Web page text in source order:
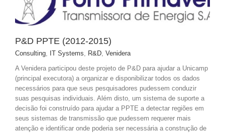
P&D PPTE (2012-2015)
Consulting, IT Systems, R&D, Venidera
A Venidera participou deste projeto de P&D para ajudar a Unicamp
(principal executora) a organizar e disponibilizar todos os dados
necessários para que seus pesquisadores pudessem conduzir
suas pesquisas individuais. Além disto, um sistema de suporte a
decisão foi construído para ajudar a PPTE a detectar regiões em
seus sistemas de transmissão que pudessem requerer mais
atenção e identificar onde poderia ser necessária a construção de